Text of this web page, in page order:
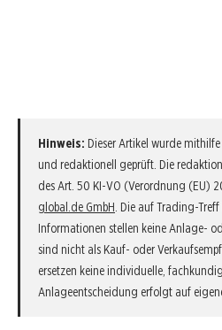
Hinweis: Dieser Artikel wurde
und redaktionell geprüft. Die
des Art. 50 KI-VO (Verordnung (EU)
global.de GmbH . Die auf Trading-
Informationen stellen keine Anlage-
sind nicht als Kauf- oder
ersetzen keine individuelle,
Anlageentscheidung erfolgt auf